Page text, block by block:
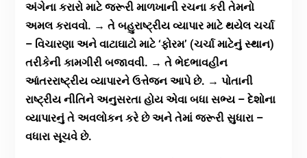
અંગેના કરારો માટે જરૂરી માળખાની રચના કરી તેમનો
અમલ કરાવવો. → તે બહુરાષ્ટ્રીય વ્યાપાર માટે થયેલ ચર્ચા
– વિચારણા અને વાટાઘાટો માટે ‘ફોરમ’ (ચર્ચા માટેનું સ્થાન)
તરીકેની કામગીરી બજાવવી. → તે ભેદભાવહીન
આંતરરાષ્ટ્રીય વ્યાપારને ઉત્તેજન આપે છે. → પોતાની
રાષ્ટ્રીય નીતિને અનુસરતા હોય એવા બધા સભ્ય – દેશોના
વ્યાપારનું તે અવલોકન કરે છે અને તેમાં જરૂરી સુધારા –
વધારા સૂચવે છે.